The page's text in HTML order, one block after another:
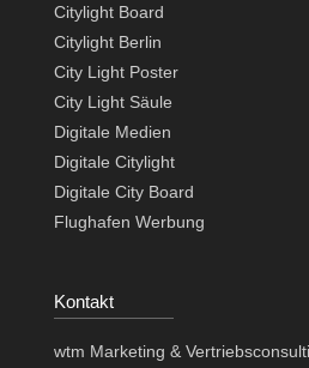
Citylight Board
Citylight Berlin
City Light Poster
City Light Säule
Digitale Medien
Digitale Citylight
Digitale City Board
Flughafen Werbung
Kontakt
wtm Marketing &